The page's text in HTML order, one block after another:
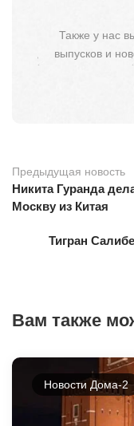
Также у нас
выпусков и
Предыдущая новость
Никита Гуранда
Москву из Китая
Тигран
Вам также
Новости Дома-2